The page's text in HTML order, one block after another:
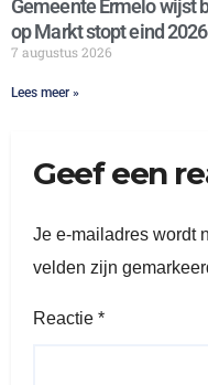
Gemeente Ermelo wijst
op Markt stopt eind 2026
7 augustus 2026
Lees meer »
Geef een
Je e-mailadres wordt
velden zijn
Reactie *